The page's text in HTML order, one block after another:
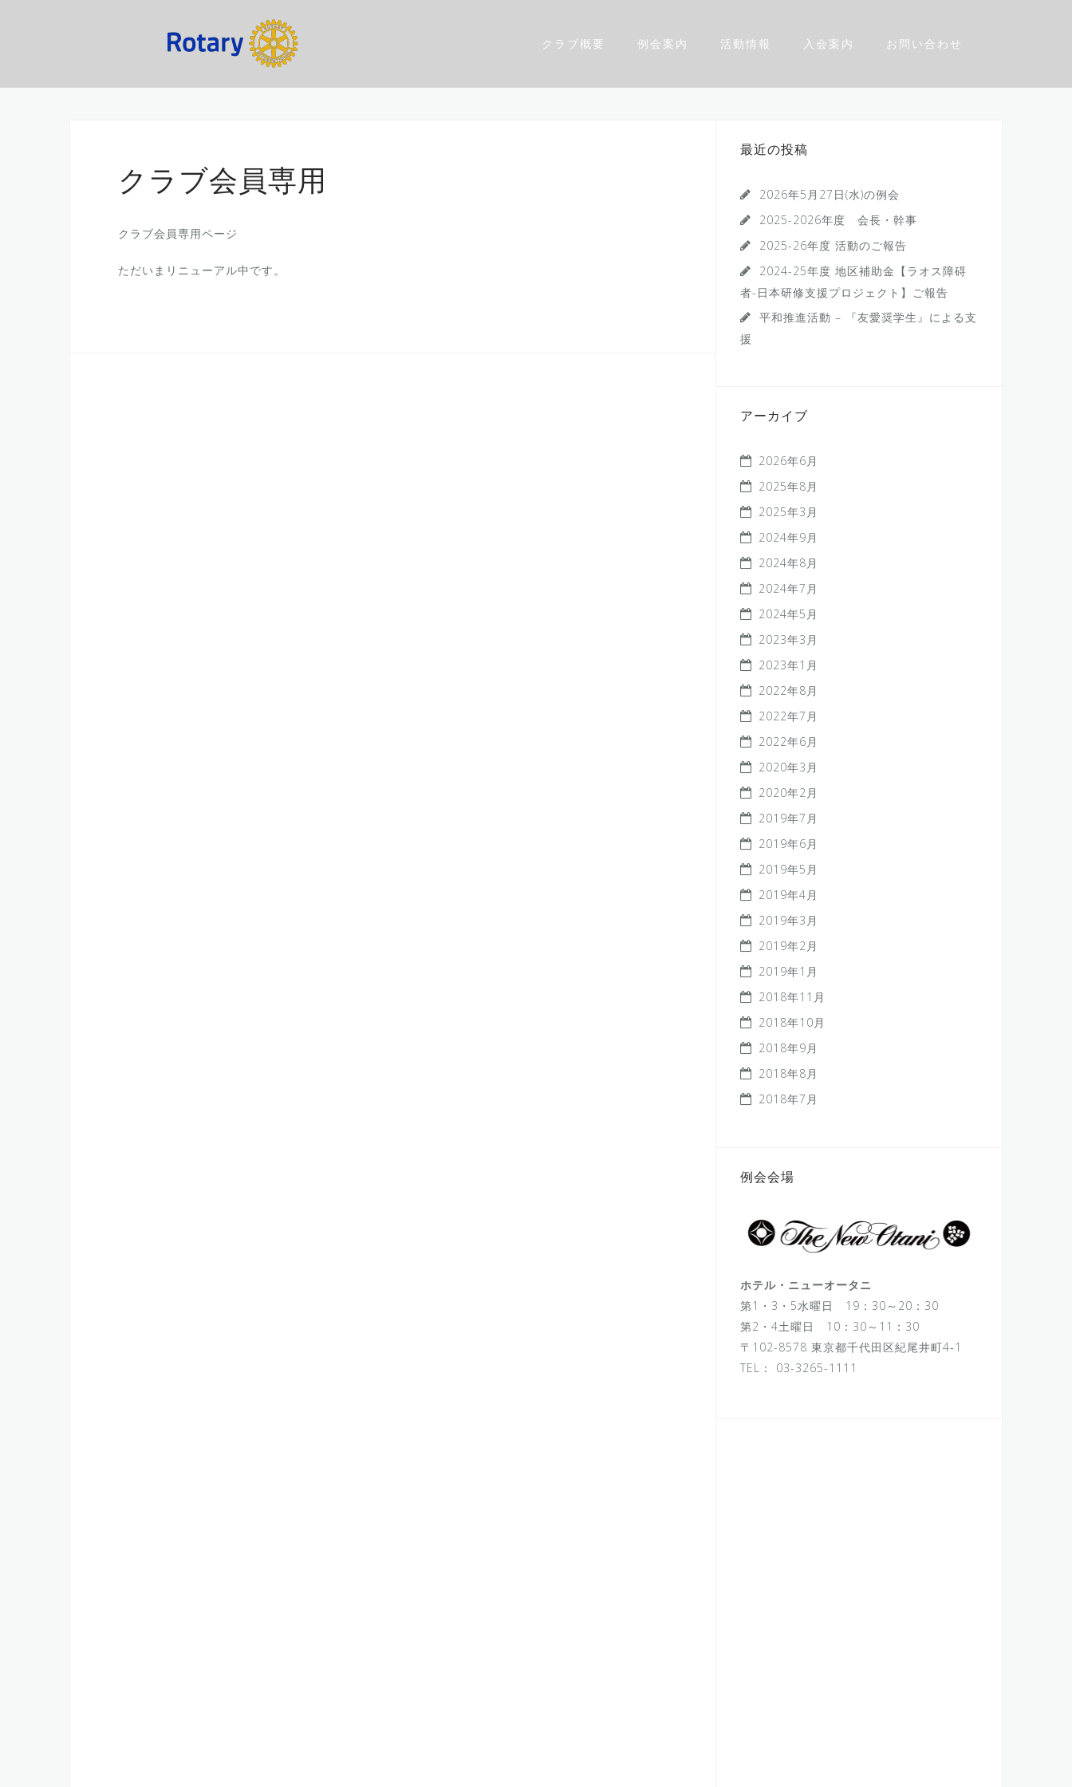
ツ
クラブ概要 例会案内 活動情報 入会案内 お問い合わせ
クラブ会員専用
クラブ会員専用ページ
ただいまリニューアル中です。
最近の投稿
2026年5月27日(水)の例会
2025-2026年度 会長・幹事
2025-26年度 活動のご報告
2024-25年度 地区補助金【ラオス障碍
者-日本研修支援プロジェクト】ご報告
平和推進活動 – 『友愛奨学生』による支
援
アーカイブ
2026年6月
2025年8月
2025年3月
2024年9月
2024年8月
2024年7月
2024年5月
2023年3月
2023年1月
2022年8月
2022年7月
2022年6月
2020年3月
2020年2月
2019年7月
2019年6月
2019年5月
2019年4月
2019年3月
2019年2月
2019年1月
2018年11月
2018年10月
2018年9月
2018年8月
2018年7月
例会会場
ホテル・ニューオータニ
第1・3・5水曜日 19：30～20：30
第2・4土曜日 10：30～11：30
〒102-8578 東京都千代田区紀尾井町4‐1
TEL： 03-3265-1111